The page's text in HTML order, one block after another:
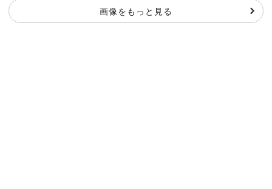
画像をもっと見る